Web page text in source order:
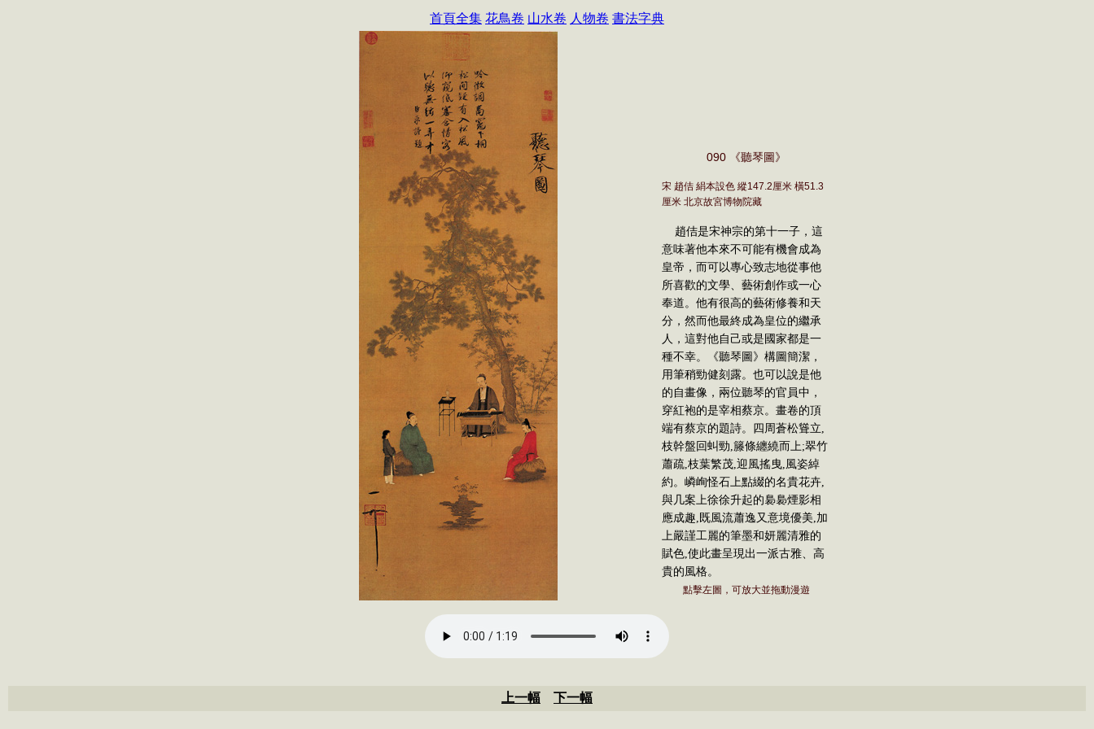
首頁全集 花鳥卷 山水卷 人物卷 書法字典
090 《聽琴圖》
宋 趙佶 絹本設色 縱147.2厘米 橫51.3
厘米 北京故宮博物院藏
趙佶是宋神宗的第十一子，這
意味著他本來不可能有機會成為
皇帝，而可以專心致志地從事他
所喜歡的文學、藝術創作或一心
奉道。他有很高的藝術修養和天
分，然而他最終成為皇位的繼承
人，這對他自己或是國家都是一
種不幸。《聽琴圖》構圖簡潔，
用筆稍勁健刻露。也可以說是他
的自畫像，兩位聽琴的官員中，
穿紅袍的是宰相蔡京。畫卷的頂
端有蔡京的題詩。四周蒼松聳立,
枝幹盤回虯勁,籐條纏繞而上;翠竹
蕭疏,枝葉繁茂,迎風搖曳,風姿綽
約。嶙峋怪石上點綴的名貴花卉,
與几案上徐徐升起的裊裊煙影相
應成趣,既風流蕭逸又意境優美,加
上嚴謹工麗的筆墨和妍麗清雅的
賦色,使此畫呈現出一派古雅、高
貴的風格。
點擊左圖，可放大並拖動漫遊
上一幅 下一幅